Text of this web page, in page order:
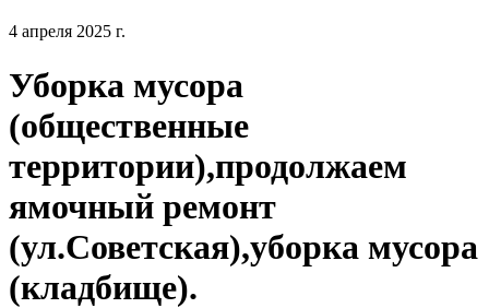
4 апреля 2025 г.
Уборка мусора
(общественные
территории),продолжаем
ямочный ремонт
(ул.Советская),уборка мусора
(кладбище).